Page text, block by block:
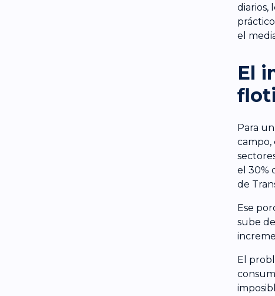
diarios,
el
El
Para
campo,
el 30%
de
Ese
sube
El